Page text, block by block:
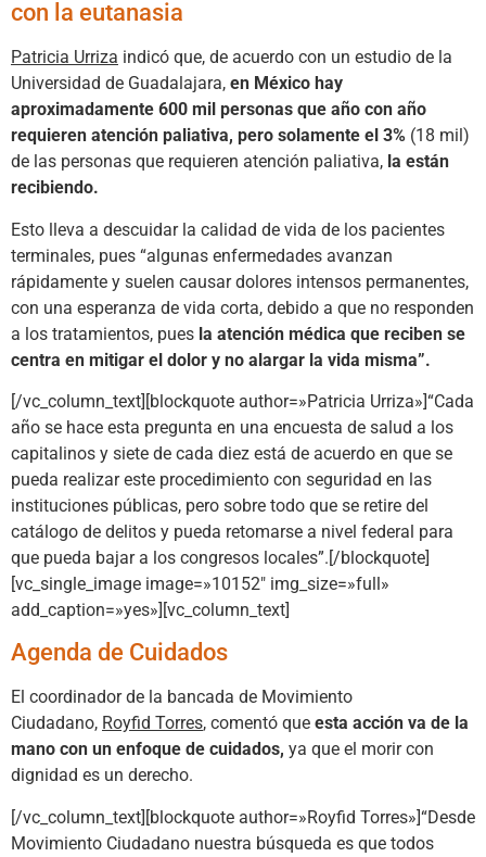
con la eutanasia
Patricia Urriza indicó que, de acuerdo con un estudio de la
Universidad de Guadalajara, en México hay
aproximadamente 600 mil personas que año con año
requieren atención paliativa, pero solamente el 3% (18 mil)
de las personas que requieren atención paliativa, la están
recibiendo.
Esto lleva a descuidar la calidad de vida de los pacientes
terminales, pues “algunas enfermedades avanzan
rápidamente y suelen causar dolores intensos permanentes,
con una esperanza de vida corta, debido a que no responden
a los tratamientos, pues la atención médica que reciben se
centra en mitigar el dolor y no alargar la vida misma”.
[/vc_column_text][blockquote author=»Patricia Urriza»]“Cada
año se hace esta pregunta en una encuesta de salud a los
capitalinos y siete de cada diez está de acuerdo en que se
pueda realizar este procedimiento con seguridad en las
instituciones públicas, pero sobre todo que se retire del
catálogo de delitos y pueda retomarse a nivel federal para
que pueda bajar a los congresos locales”.[/blockquote]
[vc_single_image image=»10152″ img_size=»full»
add_caption=»yes»][vc_column_text]
Agenda de Cuidados
El coordinador de la bancada de Movimiento
Ciudadano, Royfid Torres, comentó que esta acción va de la
mano con un enfoque de cuidados, ya que el morir con
dignidad es un derecho.
[/vc_column_text][blockquote author=»Royfid Torres»]“Desde
Movimiento Ciudadano nuestra búsqueda es que todos